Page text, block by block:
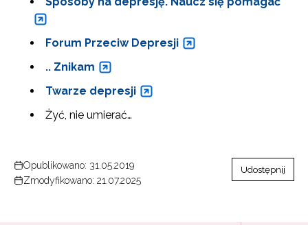
Forum Przeciw Depresji
.. Znikam
Twarze depresji
Żyć, nie umierać…
Opublikowano: 31.05.2019
Zmodyfikowano: 21.07.2025
Udostępnij